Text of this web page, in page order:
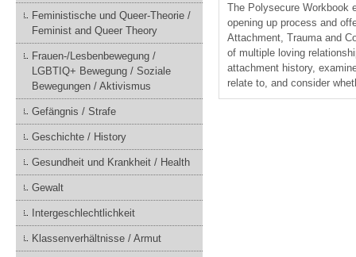
Feministische und Queer-Theorie /
Feminist and Queer Theory
Frauen-/Lesbenbewegung /
LGBTIQ+ Bewegung / Soziale
Bewegungen / Aktivismus
Gefängnis / Strafe
Geschichte / History
Gesundheit und Krankheit / Health
Gewalt
Intergeschlechtlichkeit
Klassenverhältnisse / Armut
The Polysecure Workbook
opening up process and
Attachment, Trauma and
of multiple loving
attachment history,
relate to, and consider